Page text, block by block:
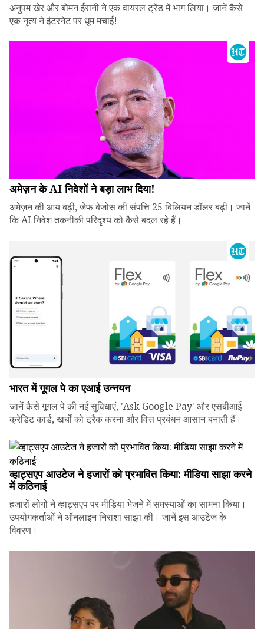
अनुपम खेर और बोमन ईरानी ने एक वायरल ट्रेंड में भाग लिया। जानें कैसे
एक नृत्य ने इंटरनेट पर धूम मचाई!
अमेज़न के AI निवेशों ने बड़ा लाभ दिया!
अमेज़न की आय बढ़ी, जेफ बेजोस की संपत्ति 25 बिलियन डॉलर बढ़ी। जानें
कि AI निवेश तकनीकी परिदृश्य को कैसे बदल रहे हैं।
भारत में गूगल पे का एआई उन्नयन
जानें कैसे गूगल पे की नई सुविधाएं, 'Ask Google Pay' और एसबीआई
क्रेडिट कार्ड, खर्चों को ट्रैक करना और वित्त प्रबंधन आसान बनाती हैं।
व्हाट्सएप आउटेज ने हजारों को प्रभावित किया: मीडिया साझा करने
में कठिनाई
हजारों लोगों ने व्हाट्सएप पर मीडिया भेजने में समस्याओं का सामना किया।
उपयोगकर्ताओं ने ऑनलाइन निराशा साझा की। जानें इस आउटेज के
विवरण।